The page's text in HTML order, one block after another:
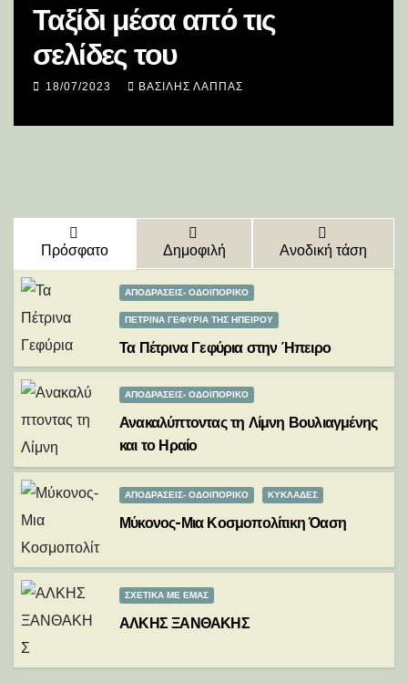
Ταξίδι μέσα από τις
σελίδες του
18/07/2023 ΒΑΣΊΛΗΣ ΛΆΠΠΑΣ
Πρόσφατο Δημοφιλή Ανοδική τάση
ΑΠΟΔΡΑΣΕΙΣ- ΟΔΟΙΠΟΡΙΚΟ
ΠΕΤΡΙΝΑ ΓΕΦΥΡΙΑ ΤΗΣ ΗΠΕΙΡΟΥ
Τα Πέτρινα Γεφύρια στην Ήπειρο
ΑΠΟΔΡΑΣΕΙΣ- ΟΔΟΙΠΟΡΙΚΟ
Ανακαλύπτοντας τη Λίμνη Βουλιαγμένης
και το Ηραίο
ΑΠΟΔΡΑΣΕΙΣ- ΟΔΟΙΠΟΡΙΚΟ ΚΥΚΛΑΔΕΣ
Μύκονος-Μια Κοσμοπολίτικη Όαση
ΣΧΕΤΙΚΑ ΜΕ ΕΜΑΣ
ΑΛΚΗΣ ΞΑΝΘΑΚΗΣ